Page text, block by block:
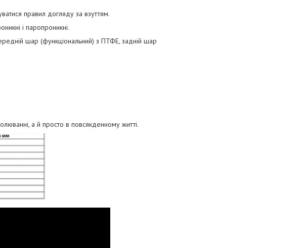
правил догляду за взуттям.
і паропроникні.
шар (функціональний) з ПТФЕ, задній шар
а й просто в повсякденному житті.